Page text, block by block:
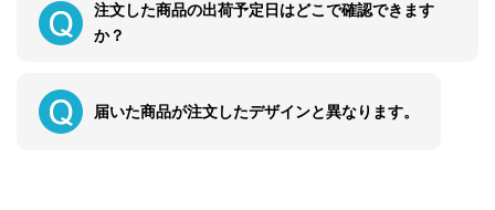
注文した商品の出荷予定日はどこで確認できます
か？
届いた商品が注文したデザインと異なります。